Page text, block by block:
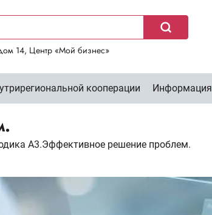
14, Центр «Мой бизнес»
кооперации Информация
А3.Эффективное решение проблем.